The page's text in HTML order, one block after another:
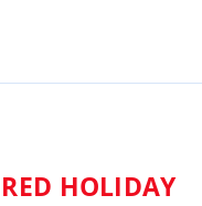
RED HOLIDAY